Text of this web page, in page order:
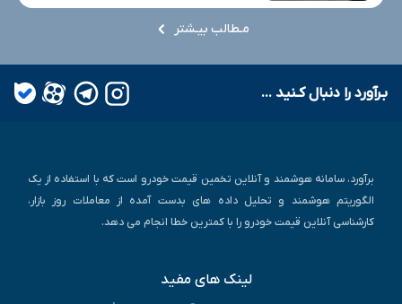
مـطالب بیـشتر
بـرآورد را دنبال کـنید ...
برآورد، سامانه هوشمند و آنلاین تخمین قیمت خودرو است که با استفاده از یک
الگوریتم هوشمند و تحلیل داده های بدست آمده از معاملات روز بازار،
کارشناسی آنلاین قیمت خودرو را با کمترین خطا انجام می دهد.
لینک های مفید